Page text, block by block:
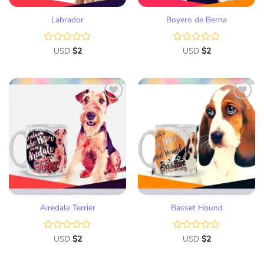
Labrador
Valorado
de
USD $2
Boyero de Berna
Valorado
de
5
USD $2
Añadir
a la
lista
de
deseos
Airedale Terrier
Valorado
USD $2
Añadir
a la
lista
de
deseos
Basset Hound
Valorado
USD $2